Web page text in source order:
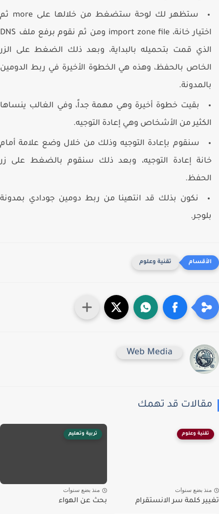
ستظهر لك لوحة ستضغط من خلالها على more ثم
اختيار خانة، import zone file ومن ثم نقوم برفع ملف DNS
قمت بتحميله بالبداية، وبعد ذلك الضغط على الزر
بالحفظ، وهذه هي الخطوة الأخيرة في ربط الدومين
بقيت خطوة أخيرة وهي مهمة جداً، وفي الغالب ينساها
من الأشخاص وهي إعادة التوجيه.
سنقوم بإعادة التوجيه وذلك من خلال وضع علامة أمام
إعادة التوجيه، وبعد ذلك سنقوم بالضغط على زر
نكون بذلك قد انتهينا من ربط دومين جودادي بمدونة
تقنية وعلوم
Web Media
قد تهمك
تقنية وعلوم
بضع سنوات
كلمة سر الانستقرام
تربية وتعليم
منذ بضع سنوات
بحث عن الهواء